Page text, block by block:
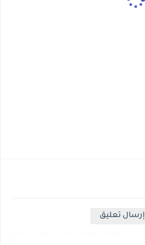
إرسال تعليق